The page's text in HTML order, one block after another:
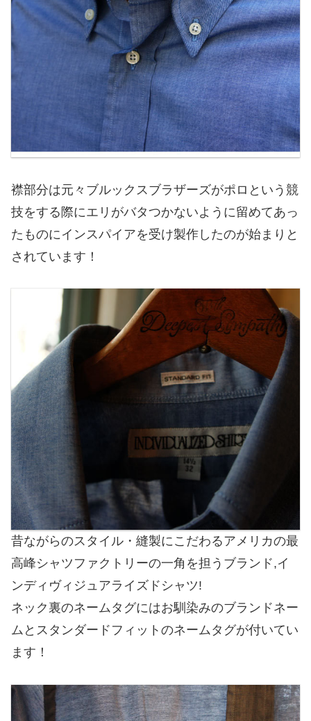
襟部分は元々ブルックスブラザーズがポロという競
技をする際にエリがバタつかないように留めてあっ
たものにインスパイアを受け製作したのが始まりと
されています！
昔ながらのスタイル・縫製にこだわるアメリカの最
高峰シャツファクトリーの一角を担うブランド,イ
ンディヴィジュアライズドシャツ!
ネック裏のネームタグにはお馴染みのブランドネー
ムとスタンダードフィットのネームタグが付いてい
ます！